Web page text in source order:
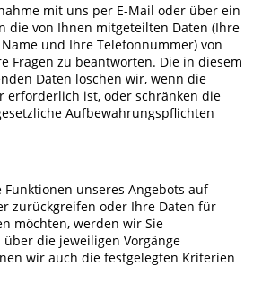
mit uns per E-Mail oder über ein
die von Ihnen mitgeteilten Daten (Ihre
und Ihre Telefonnummer) von
Fragen zu beantworten. Die in diesem
Daten löschen wir, wenn die
erforderlich ist, oder schränken die
Aufbewahrungspflichten
unseres Angebots auf
zurückgreifen oder Ihre Daten für
möchten, werden wir Sie
die jeweiligen Vorgänge
wir auch die festgelegten Kriterien